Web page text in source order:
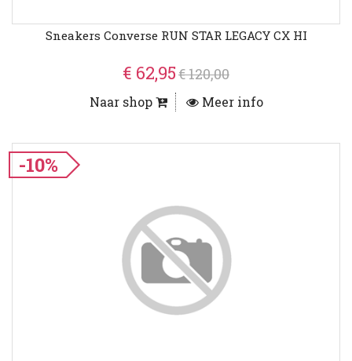
Sneakers Converse RUN STAR LEGACY CX HI
€ 62,95€ 120,00
Naar shop Meer info
-10%